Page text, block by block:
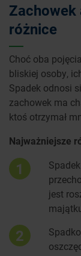
Zachowek
różnice
Choć oba
bliskiej osoby,
Spadek odnosi
zachowek ma
ktoś otrzymał
Najważniejsze
1
jest
2